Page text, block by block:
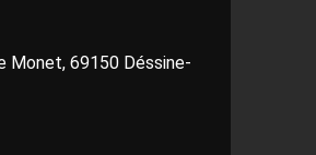
Monet, 69150 Déssine-